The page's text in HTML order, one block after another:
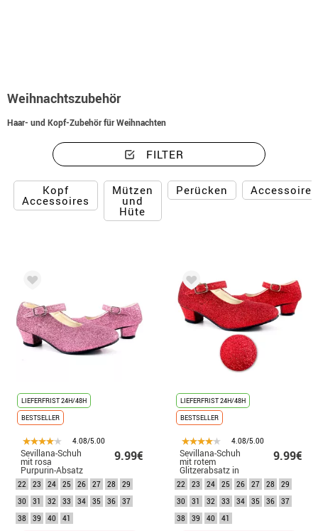
Weihnachtszubehör
Haar- und Kopf-Zubehör für Weihnachten
FILTER
Kopf
Accessoires
Mützen
und
Hüte
Perücken Accessoires
LIEFERFRIST 24H/48H
BESTSELLER
4.08/5.00
Sevillana-Schuh
mit rosa
Purpurin-Absatz
in den Nummern
22 bis 41
9.99€
22 23 24 25 26 27 28
29
30
31 32 33 34 35 36
37
38
39 40 41
LIEFERFRIST 24H/48H
BESTSELLER
4.08/5.00
Sevillana-Schuh
mit rotem
Glitzerabsatz in
den Nummern 22
bis 41
9.99€
22 23 24 25 26 27 28
29
30
31 32 33 34 35 36
37
38
39 40 41